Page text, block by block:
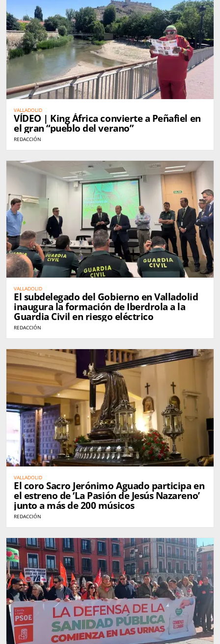
VALLADOLID
VÍDEO | King África convierte a Peñafiel en
el gran “pueblo del verano”
REDACCIÓN
VALLADOLID
El subdelegado del Gobierno en Valladolid
inaugura la formación de Iberdrola a la
Guardia Civil en riesgo eléctrico
REDACCIÓN
VALLADOLID
El coro Sacro Jerónimo Aguado participa en
el estreno de ‘La Pasión de Jesús Nazareno’
junto a más de 200 músicos
REDACCIÓN